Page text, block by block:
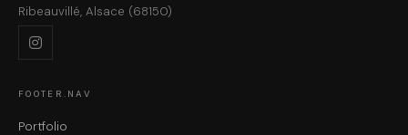
Ribeauvillé, Alsace (68150)
FOOTER.NAV
Portfolio